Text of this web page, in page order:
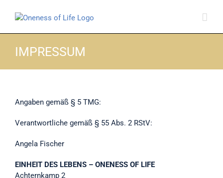
IMPRESSUM
Angaben gemäß § 5 TMG:
Verantwortliche gemäß § 55 Abs. 2 RStV:
Angela Fischer
EINHEIT DES LEBENS – ONENESS OF LIFE
Achternkamp 2